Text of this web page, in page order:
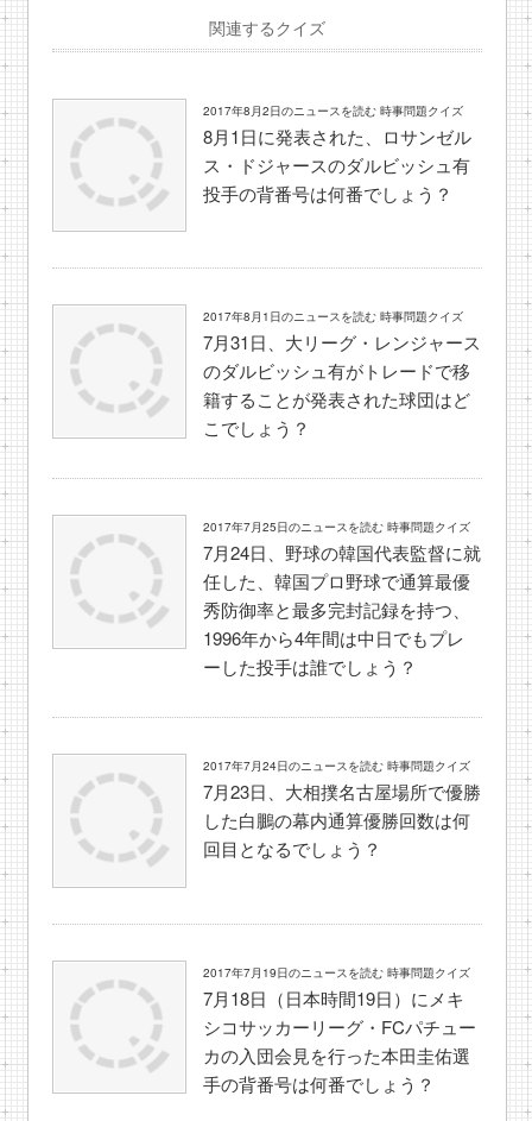
関連するクイズ
2017年8月2日のニュースを読む 時事問題クイズ
8月1日に発表された、ロサンゼル
ス・ドジャースのダルビッシュ有
投手の背番号は何番でしょう？
2017年8月1日のニュースを読む 時事問題クイズ
7月31日、大リーグ・レンジャース
のダルビッシュ有がトレードで移
籍することが発表された球団はど
こでしょう？
2017年7月25日のニュースを読む 時事問題クイズ
7月24日、野球の韓国代表監督に就
任した、韓国プロ野球で通算最優
秀防御率と最多完封記録を持つ、
1996年から4年間は中日でもプレ
ーした投手は誰でしょう？
2017年7月24日のニュースを読む 時事問題クイズ
7月23日、大相撲名古屋場所で優勝
した白鵬の幕内通算優勝回数は何
回目となるでしょう？
2017年7月19日のニュースを読む 時事問題クイズ
7月18日（日本時間19日）にメキ
シコサッカーリーグ・FCパチュー
カの入団会見を行った本田圭佑選
手の背番号は何番でしょう？